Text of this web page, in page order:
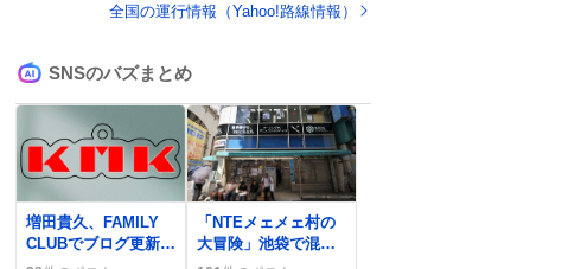
全国の運行情報（Yahoo!路線情報）
SNSのバズまとめ
増田貴久、FAMILY
CLUBでブログ更新
まっすーやケンティ
「NTEメェメェ村の
大冒険」池袋で混雑
と暑さに関する声が